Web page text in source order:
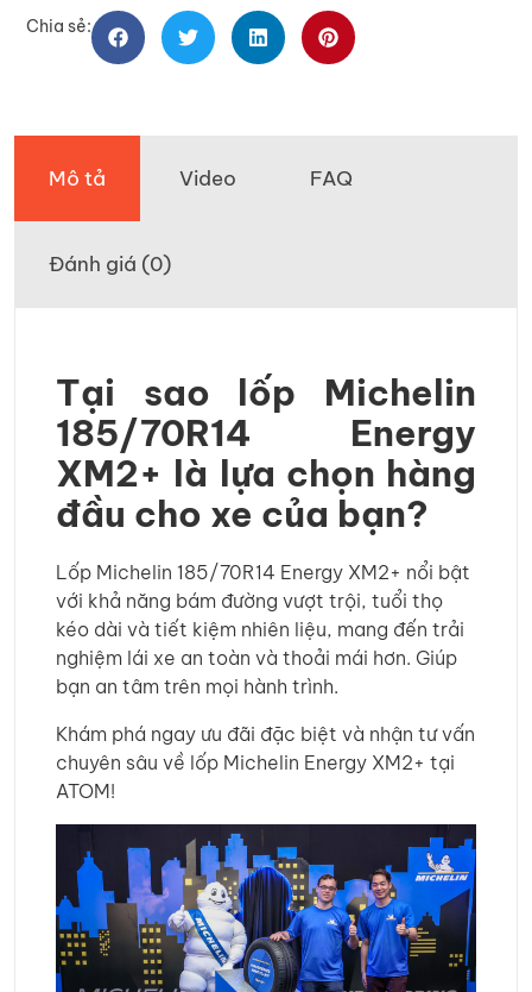
Chia sẻ:
Mô tả Video FAQ
Đánh giá (0)
Tại sao lốp Michelin
185/70R14 Energy
XM2+ là lựa chọn hàng
đầu cho xe của bạn?
Lốp Michelin 185/70R14 Energy XM2+ nổi bật
với khả năng bám đường vượt trội, tuổi thọ
kéo dài và tiết kiệm nhiên liệu, mang đến trải
nghiệm lái xe an toàn và thoải mái hơn. Giúp
bạn an tâm trên mọi hành trình.
Khám phá ngay ưu đãi đặc biệt và nhận tư vấn
chuyên sâu về lốp Michelin Energy XM2+ tại
ATOM!